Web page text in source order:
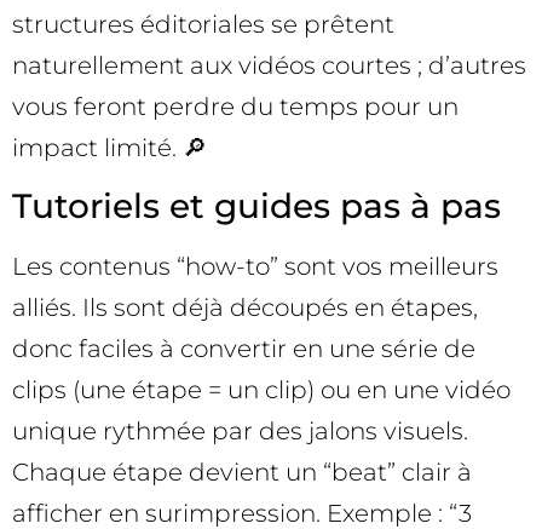
structures éditoriales se prêtent
naturellement aux vidéos courtes ; d’autres
vous feront perdre du temps pour un
impact limité. 🔎
Tutoriels et guides pas à pas
Les contenus “how-to” sont vos meilleurs
alliés. Ils sont déjà découpés en étapes,
donc faciles à convertir en une série de
clips (une étape = un clip) ou en une vidéo
unique rythmée par des jalons visuels.
Chaque étape devient un “beat” clair à
afficher en surimpression. Exemple : “3